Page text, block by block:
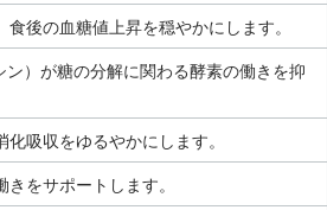
後の血糖値上昇を穏やかにします。
）が糖の分解に関わる酵素の働きを抑
吸収をゆるやかにします。
をサポートします。